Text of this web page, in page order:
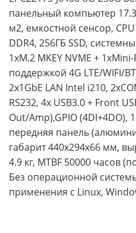
панельный компьютер
м2, емкостной сенсор,
DDR4, 256ГБ SSD,
1xM.2 MKEY NVME +
поддержкой 4G LTE/WIFI/
2x1GbE LAN Intel i210,
RS232, 4x USB3.0 + Front
Out/Amp),GPIO (4DI+4DO),
передняя панель
габарит 440x294x66 мм,
4.9 кг, MTBF 50000 часов
Без операционной
применения с Linux,